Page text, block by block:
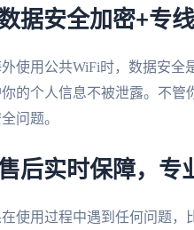
据安全加密+专
使用公共WiFi时，数据安全
的个人信息不被泄露。不管
问题。
后实时保障，专
使用过程中遇到任何问题，